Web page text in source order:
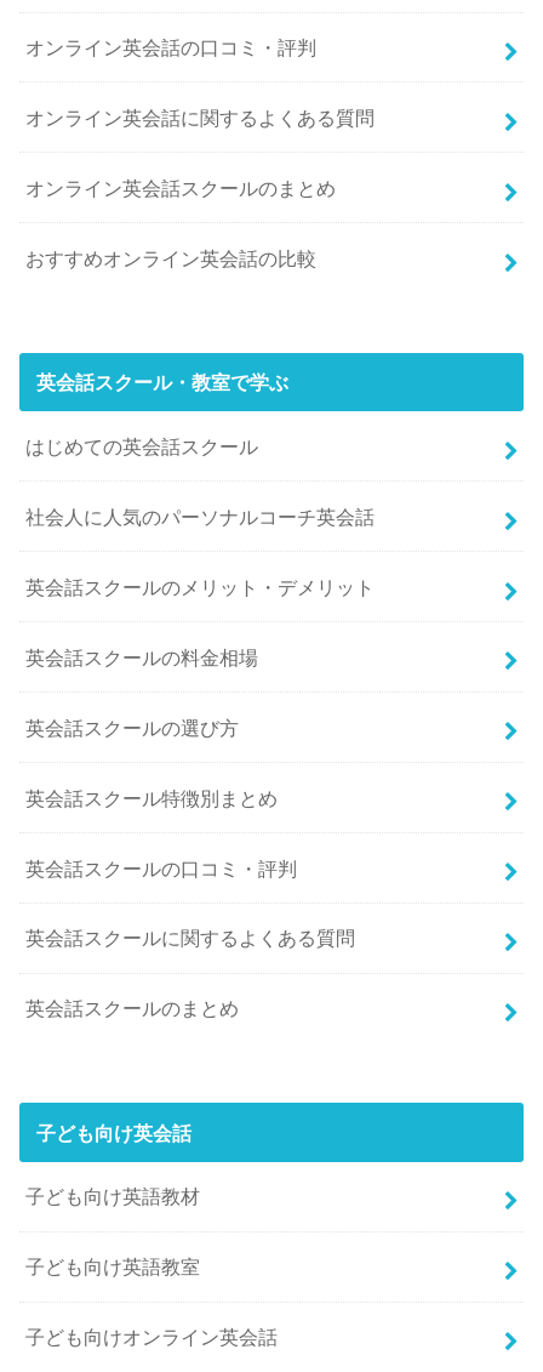
オンライン英会話の口コミ・評判
オンライン英会話に関するよくある質問
オンライン英会話スクールのまとめ
おすすめオンライン英会話の比較
英会話スクール・教室で学ぶ
はじめての英会話スクール
社会人に人気のパーソナルコーチ英会話
英会話スクールのメリット・デメリット
英会話スクールの料金相場
英会話スクールの選び方
英会話スクール特徴別まとめ
英会話スクールの口コミ・評判
英会話スクールに関するよくある質問
英会話スクールのまとめ
子ども向け英会話
子ども向け英語教材
子ども向け英語教室
子ども向けオンライン英会話